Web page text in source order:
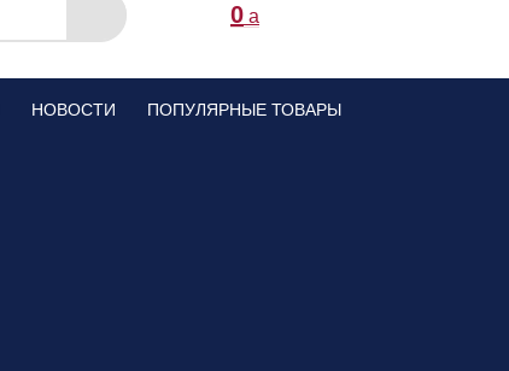
0 a
НОВОСТИ ПОПУЛЯРНЫЕ ТОВАРЫ